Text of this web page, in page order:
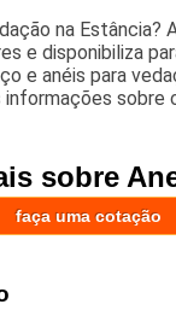
na
e disponibiliza
e anéis para
informações sobre
sobre
faça uma cotação